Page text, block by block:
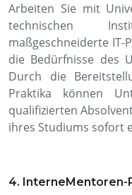
Arbeiten Sie mit
technischen
maßgeschneiderte IT-
die Bedürfnisse des
Durch die
Praktika können
qualifizierten
ihres Studiums sofort
4. Interne Mentoren-